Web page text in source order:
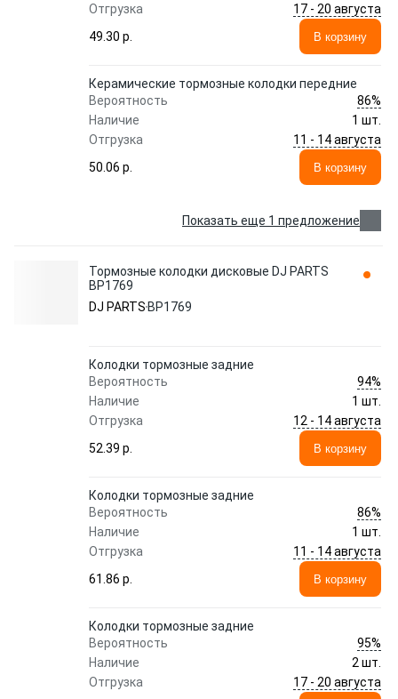
Отгрузка
17 - 20 августа
49.30 p.
В корзину
Керамические тормозные колодки передние
Вероятность
86%
Наличие
1 шт.
Отгрузка
11 - 14 августа
50.06 p.
В корзину
Показать еще 1 предложение
Тормозные колодки дисковые DJ PARTS
BP1769
DJ PARTS BP1769
Колодки тормозные задние
Вероятность
94%
Наличие
1 шт.
Отгрузка
12 - 14 августа
52.39 p.
В корзину
Колодки тормозные задние
Вероятность
86%
Наличие
1 шт.
Отгрузка
11 - 14 августа
61.86 p.
В корзину
Колодки тормозные задние
Вероятность
95%
Наличие
2 шт.
Отгрузка
17 - 20 августа